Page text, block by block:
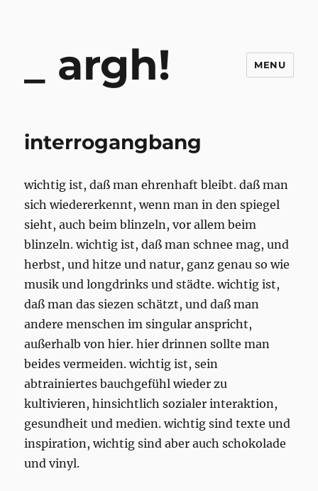
argh! MENU
interrogangbang
wichtig ist, daß man ehrenhaft bleibt. daß man
sich wiedererkennt, wenn man in den spiegel
sieht, auch beim blinzeln, vor allem beim
blinzeln. wichtig ist, daß man schnee mag, und
herbst, und hitze und natur, ganz genau so wie
musik und longdrinks und städte. wichtig ist,
daß man das siezen schätzt, und daß man
andere menschen im singular anspricht,
außerhalb von hier. hier drinnen sollte man
beides vermeiden. wichtig ist, sein
abtrainiertes bauchgefühl wieder zu
kultivieren, hinsichtlich sozialer interaktion,
gesundheit und medien. wichtig sind texte und
inspiration, wichtig sind aber auch schokolade
und vinyl.